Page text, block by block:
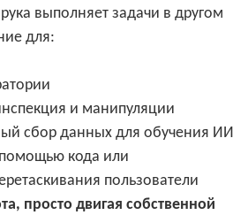
выполняет задачи в другом
для:
и манипуляции
сбор данных для обучения ИИ
кода или
пользователи
просто двигая собственной